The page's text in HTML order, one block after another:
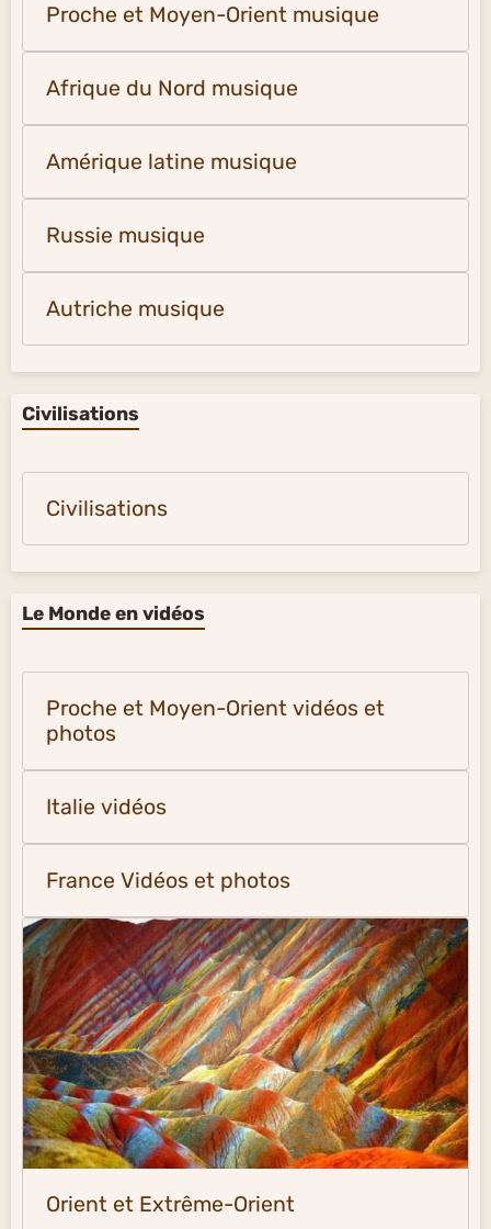
Proche et Moyen-Orient musique
Afrique du Nord musique
Amérique latine musique
Russie musique
Autriche musique
Civilisations
Civilisations
Le Monde en vidéos
Proche et Moyen-Orient vidéos et
photos
Italie vidéos
France Vidéos et photos
Orient et Extrême-Orient